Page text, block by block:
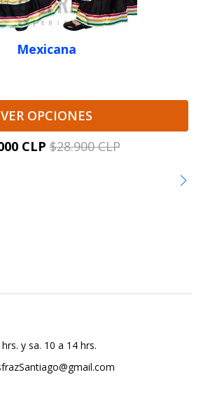
Mexicana
VER OPCIONES
CLP $28.900 CLP
y sa. 10 a 14 hrs.